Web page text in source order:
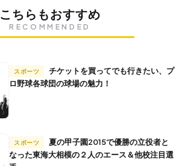
こちらもおすすめ
RECOMMENDED
スポーツ
ロ野球各球団の球場の魅力！
スポーツ
なった東海大相模の２人のエース＆他校注目選